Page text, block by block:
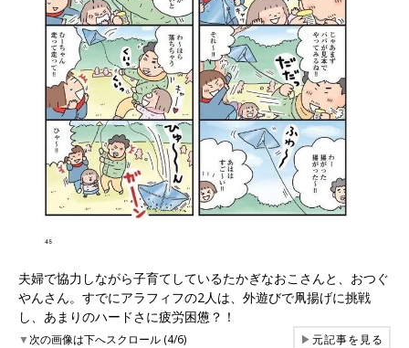
夫婦で協力しながら子育てしているたかぎなおこさんと、おつぐ
やんさん。すでにアラフィフの2人は、外遊びで凧揚げに挑戦
し、あまりのハードさに疲労困憊？！
▼次の画像は下へスクロール (4/6) ▶元記事を見る